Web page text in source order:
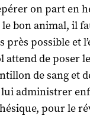
on part en
bon animal, il
près possible et
attend de poser
de sang et
lui administrer
pour le